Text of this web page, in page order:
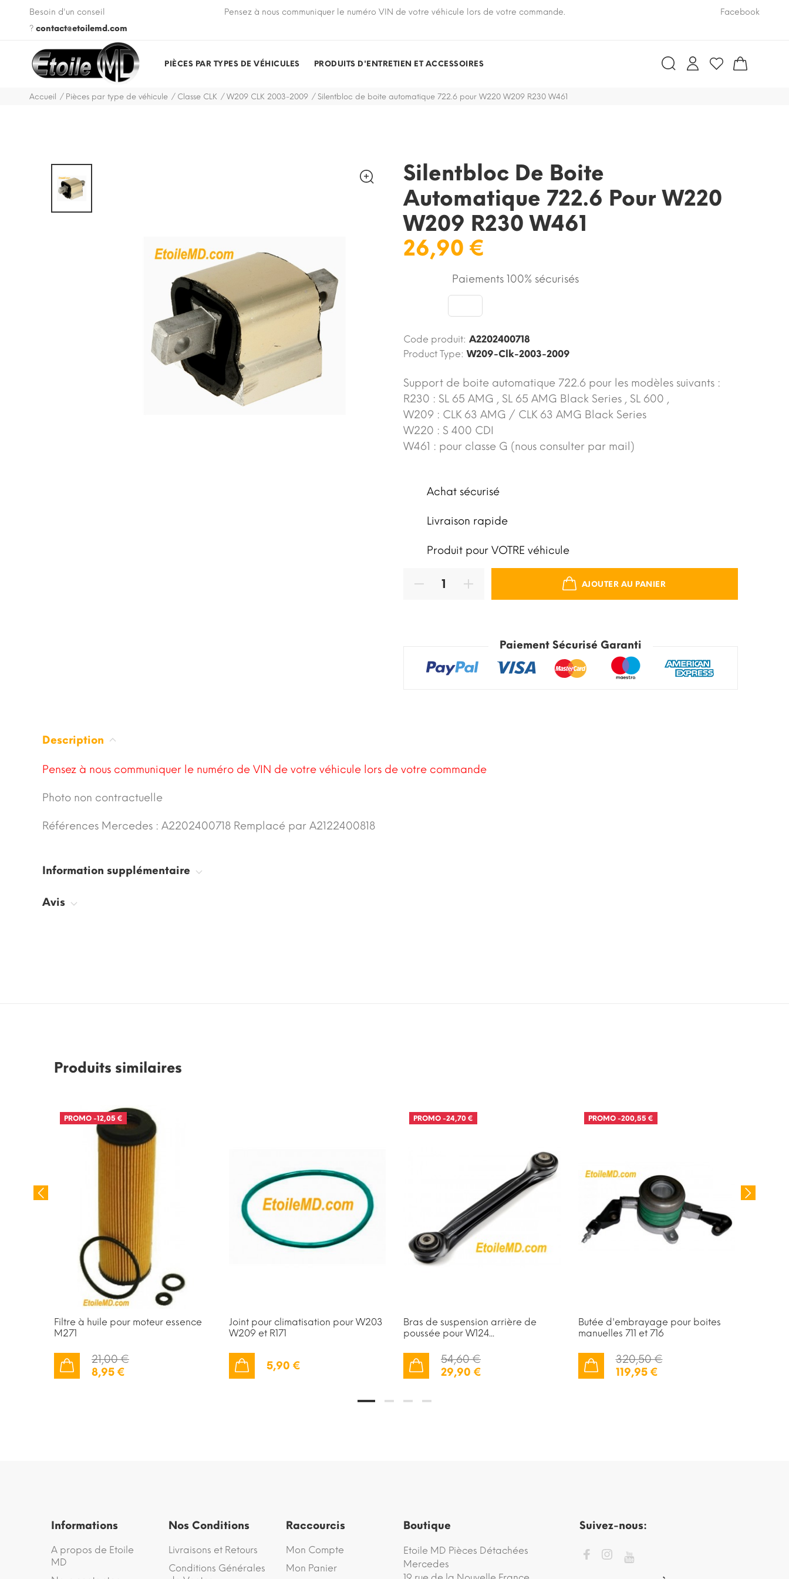
Besoin d'un conseil
? contact@etoilemd.com
VIN de votre véhicule lors de votre commande. Pensez à nous communiquer le numéro VIN de votre véhicule lors de votre commande. Pensez à nous communiquer le numéro VIN
Facebook
PIÈCES PAR TYPES DE VÉHICULES PRODUITS D'ENTRETIEN ET ACCESSOIRES
Accueil Pièces par type de véhicule Classe CLK W209 CLK 2003-2009 Silentbloc de boite automatique 722.6 pour W220 W209 R230 W461
Silentbloc De Boite
Automatique 722.6 Pour W220
W209 R230 W461
26,90 €
Paiements 100% sécurisés
Code produit: A2202400718
Product Type: W209-Clk-2003-2009
Support de boite automatique 722.6 pour les modèles suivants :
R230 : SL 65 AMG , SL 65 AMG Black Series , SL 600 ,
W209 : CLK 63 AMG / CLK 63 AMG Black Series
W220 : S 400 CDI
W461 : pour classe G (nous consulter par mail)
Achat sécurisé
Livraison rapide
Produit pour VOTRE véhicule
AJOUTER AU PANIER
Paiement Sécurisé Garanti
Description
Pensez à nous communiquer le numéro de VIN de votre véhicule lors de votre commande
Photo non contractuelle
Références Mercedes : A2202400718 Remplacé par A2122400818
Information supplémentaire
Avis
Produits similaires
PROMO -12,05 €
Filtre à huile pour moteur essence
M271
21,00 €
8,95 €
Joint pour climatisation pour W203
W209 et R171
5,90 €
PROMO -24,70 €
Bras de suspension arrière de
poussée pour W124...
54,60 €
29,90 €
PROMO-200,55 €
Butée d'embrayage pour boites
manuelles 711 et 716
320,50 €
119,95 €
Informations
A propos de Etoile
MD
Nos Conditions
Livraisons et Retours
Conditions Générales
Raccourcis
Mon Compte
Mon Panier
Boutique
Etoile MD Pièces Détachées
Mercedes
Suivez-nous: